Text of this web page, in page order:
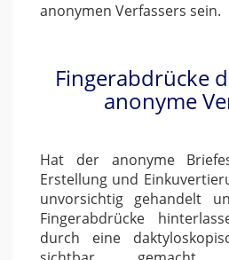
anonymen Verfassers sein.
Fingerabdrücke
anonyme
Hat der anonyme
Erstellung und
unvorsichtig gehandelt
Fingerabdrücke
durch eine